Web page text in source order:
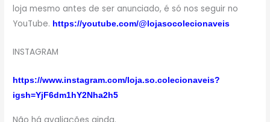
loja mesmo antes de ser anunciado, é só nos seguir no
YouTube. https://youtube.com/@lojasocolecionaveis
INSTAGRAM
https://www.instagram.com/loja.so.colecionaveis?
igsh=YjF6dm1hY2Nha2h5